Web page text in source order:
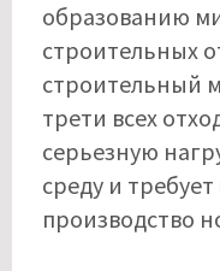
образованию
строительных
строительный
трети всех
серьезную
среду и
производство